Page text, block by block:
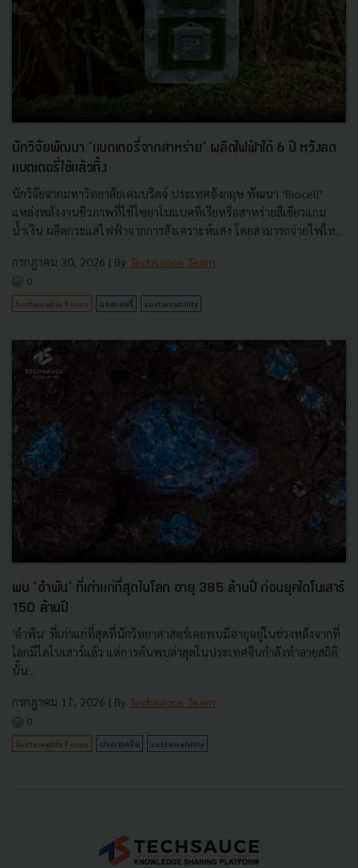
นักวิจัยพัฒนา ‘แบตเตอรี่จากสาหร่าย’ ผลิตไฟฟ้าได้ 6 ปี หวังลด
แบตเตอรี่ใช้แล้วทิ้ง
นักวิจัยจากมหาวิทยาลัยเคมบริดจ์ ประเทศอังกฤษ พัฒนา ‘Biocell’
แหล่งพลังงานชีวภาพที่ใช้ไซยาโนแบคทีเรียหรือสาหร่ายสีเขียวแกม
น้ำเงิน ผลิตกระแสไฟฟ้าจากการสังเคราะห์แสง โดยสามารถจ่ายไฟให...
กรกฎาคม 30, 2026 | By Techsauce Team
0
Sustainable Focus แบตเตอรี่ sustainability
พบ ‘อำพัน’ ที่เก่าแก่ที่สุดในโลก อายุ 385 ล้านปี ก่อนยุคไดโนเสาร์
150 ล้านปี
'อำพัน' ที่เก่าแก่ที่สุดที่นักวิทยาศาสตร์เคยพบมีอายุอยู่ในช่วงหลังจากที่
โลกมีไดโนเสาร์แล้ว แต่การค้นพบล่าสุดในประเทศจีนกำลังทำลายสถิติ
นั้น...
กรกฎาคม 17, 2026 | By Techsauce Team
0
Sustainable Focus ประเทศจีน sustainability